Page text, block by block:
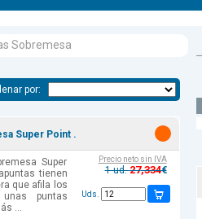
Sobremesa
por:
Super Point .
Super
tienen
que afila los
unas puntas
...
Precio neto sin IVA
1 ud.27,334€
Uds.